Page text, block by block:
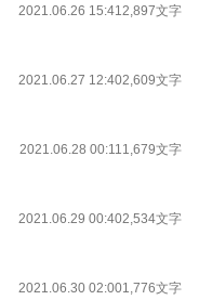
2021.06.26 15:412,897文字
2021.06.27 12:402,609文字
2021.06.28 00:111,679文字
2021.06.29 00:402,534文字
2021.06.30 02:001,776文字